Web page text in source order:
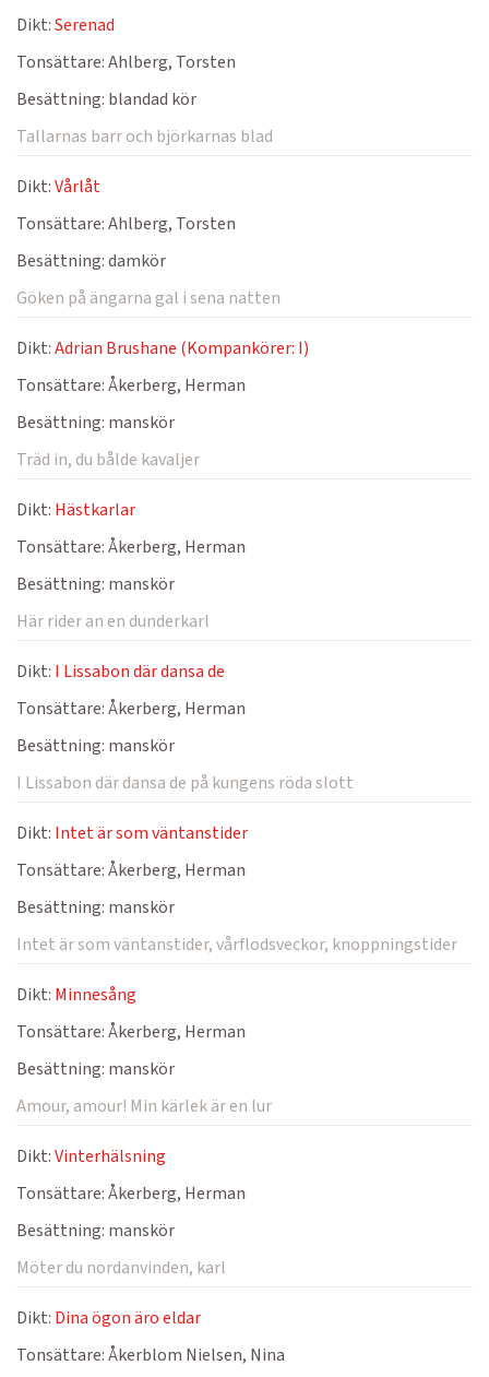
Dikt:Serenad
Tonsättare:Ahlberg, Torsten
Besättning: blandad kör
Tallarnas barr och björkarnas blad
Dikt:Vårlåt
Tonsättare:Ahlberg, Torsten
Besättning:damkör
Göken på ängarna gal i sena natten
Dikt:Adrian Brushane (Kompankörer: I)
Tonsättare:Åkerberg, Herman
Besättning: manskör
Träd in, du bålde kavaljer
Dikt: Hästkarlar
Tonsättare:Åkerberg, Herman
Besättning: manskör
Här rider an en dunderkarl
Dikt: I Lissabon där dansa de
Tonsättare:Åkerberg, Herman
Besättning: manskör
I Lissabon där dansa de på kungens röda slott
Dikt: Intet är som väntanstider
Tonsättare:Åkerberg, Herman
Besättning: manskör
Intet är som väntanstider, vårflodsveckor, knoppningstider
Dikt: Minnesång
Tonsättare:Åkerberg, Herman
Besättning: manskör
Amour, amour! Min kärlek är en lur
Dikt:Vinterhälsning
Tonsättare:Åkerberg, Herman
Besättning: manskör
Möter du nordanvinden, karl
Dikt: Dina ögon äro eldar
Tonsättare:Åkerblom Nielsen, Nina